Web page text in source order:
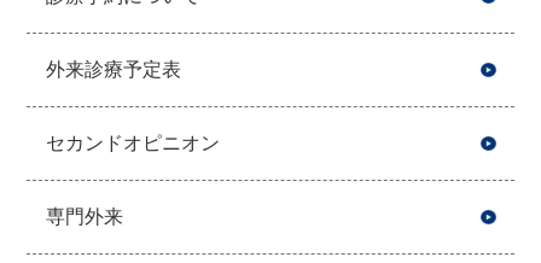
外来診療予定表
セカンドオピニオン
専門外来